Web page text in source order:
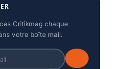
Critikmag chaque
votre boîte mail.